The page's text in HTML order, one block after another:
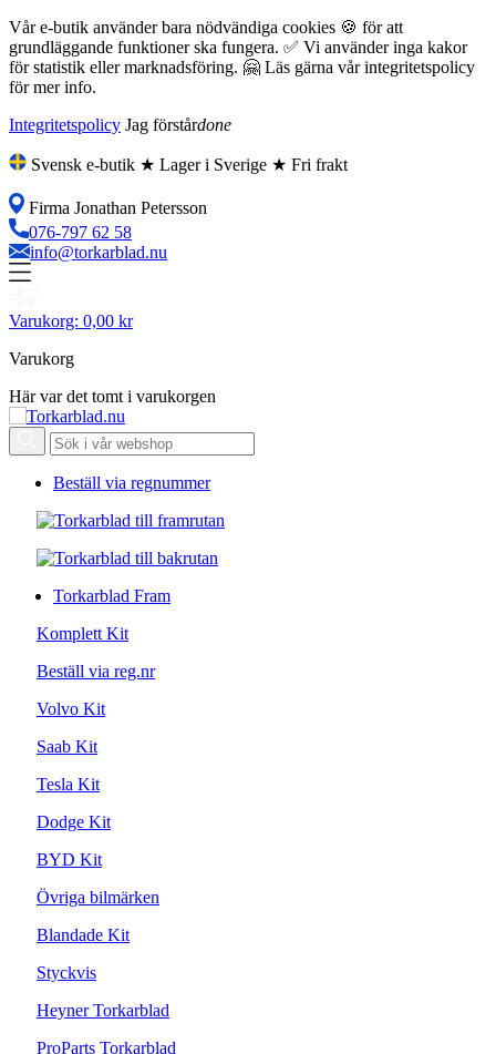
Vår e-butik använder bara nödvändiga cookies 🍪 för att
grundläggande funktioner ska fungera. ✅ Vi använder inga kakor
för statistik eller marknadsföring. 🤗 Läs gärna vår integritetspolicy
för mer info.
Integritetspolicy Jag förstårdone
Svensk e-butik ★ Lager i Sverige ★ Fri frakt
Firma Jonathan Petersson
076-797 62 58
info@torkarblad.nu
Varukorg: 0,00 kr
Varukorg
Här var det tomt i varukorgen
Beställ via regnummer
Torkarblad Fram
Komplett Kit
Beställ via reg.nr
Volvo Kit
Saab Kit
Tesla Kit
Dodge Kit
BYD Kit
Övriga bilmärken
Blandade Kit
Styckvis
Heyner Torkarblad
ProParts Torkarblad